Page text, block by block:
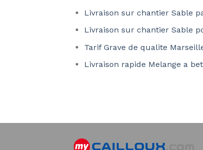
Livraison sur chantier Sable
Livraison sur chantier Sable
Tarif Grave de qualite
Livraison rapide Melange a